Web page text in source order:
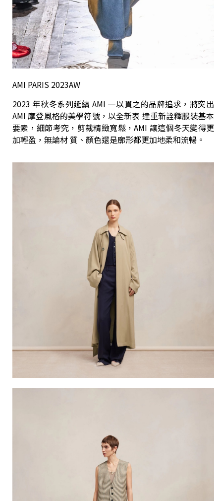
AMI PARIS 2023AW
2023 年秋冬系列延續 AMI 一以貫之的品牌追求，將突出
AMI 摩登風格的美學符號，以全新表 達重新詮釋服裝基本
要素，細節考究，剪裁精緻寬鬆，AMI 讓這個冬天變得更
加輕盈，無論材 質、顏色還是廓形都更加地柔和流暢。